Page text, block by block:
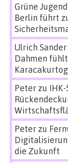
Grüne
Berlin führt
Ulrich Sander
Dahmen
Peterzu
Peterzu
die Zukunft